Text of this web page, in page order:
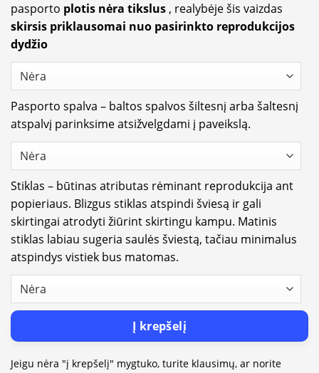
pasporto plotis nėra tikslus , realybėje šis vaizdas
skirsis priklausomai nuo pasirinkto reprodukcijos
dydžio
Pasporto spalva – baltos spalvos šiltesnį arba šaltesnį
atspalvį parinksime atsižvelgdami į paveikslą.
Stiklas – būtinas atributas rėminant reprodukcija ant
popieriaus. Blizgus stiklas atspindi šviesą ir gali
skirtingai atrodyti žiūrint skirtingu kampu. Matinis
stiklas labiau sugeria saulės šviestą, tačiau minimalus
atspindys vistiek bus matomas.
Į krepšelį
Jeigu nėra "į krepšelį" mygtuko, turite klausimų, ar norite